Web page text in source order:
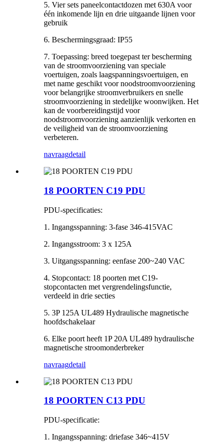
5. Vier sets paneelcontactdozen met 630A voor
één inkomende lijn en drie uitgaande lijnen voor
gebruik
6. Beschermingsgraad: IP55
7. Toepassing: breed toegepast ter bescherming
van de stroomvoorziening van speciale
voertuigen, zoals laagspanningsvoertuigen, en
met name geschikt voor noodstroomvoorziening
voor belangrijke stroomverbruikers en snelle
stroomvoorziening in stedelijke woonwijken. Het
kan de voorbereidingstijd voor
noodstroomvoorziening aanzienlijk verkorten en
de veiligheid van de stroomvoorziening
verbeteren.
navraagdetail
18 POORTEN C19 PDU
PDU-specificaties:
1. Ingangsspanning: 3-fase 346-415VAC
2. Ingangsstroom: 3 x 125A
3. Uitgangsspanning: eenfase 200~240 VAC
4. Stopcontact: 18 poorten met C19-
stopcontacten met vergrendelingsfunctie,
verdeeld in drie secties
5. 3P 125A UL489 Hydraulische magnetische
hoofdschakelaar
6. Elke poort heeft 1P 20A UL489 hydraulische
magnetische stroomonderbreker
navraagdetail
18 POORTEN C13 PDU
PDU-specificatie:
1. Ingangsspanning: driefase 346~415V